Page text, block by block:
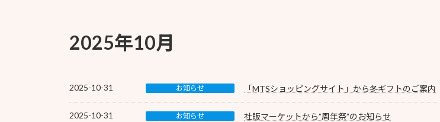
2025年10月
2025-10-31 お知らせ 「MTSショッピングサイト」から冬ギフトのご案内
2025-10-31 お知らせ 社販マーケットから”周年祭”のお知らせ